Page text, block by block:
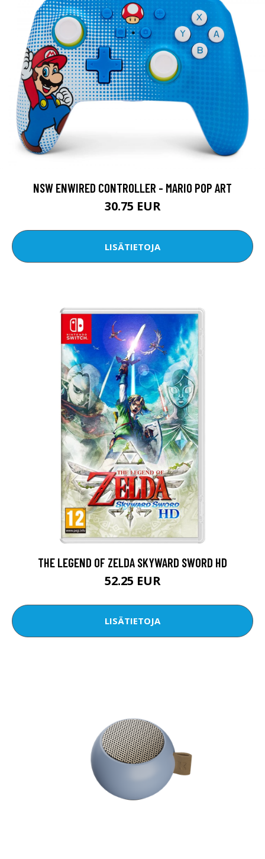
NSW ENWIRED CONTROLLER - MARIO POP ART
30.75 EUR
LISÄTIETOJA
THE LEGEND OF ZELDA SKYWARD SWORD HD
52.25 EUR
LISÄTIETOJA